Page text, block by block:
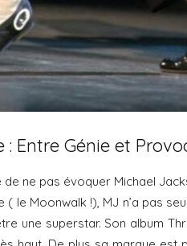
Entre Génie et
ne pas évoquer Michael
le Moonwalk !), MJ n’a pas
une superstar. Son album